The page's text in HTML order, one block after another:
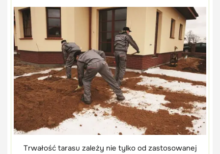
Trwałość tarasu zależy nie tylko od zastosowanej